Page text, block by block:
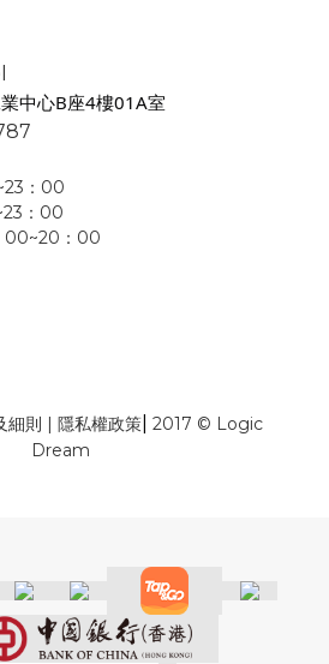
中心B座4樓01A室
：00
：00
00~20：00
細則 | 隱私權政策| 2017 © Logic
Dream